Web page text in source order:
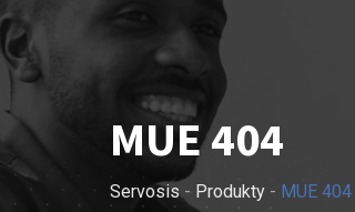
MUE 404
Servosis- Produkty - MUE 404